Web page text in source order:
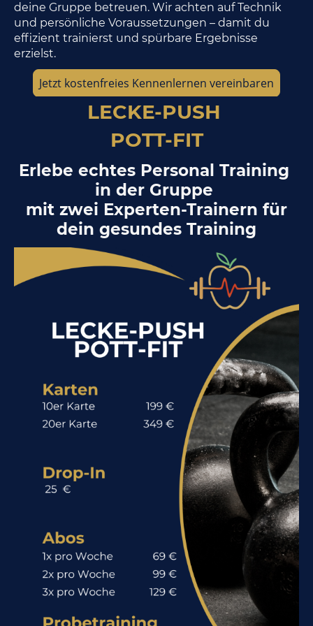
deine Gruppe betreuen. Wir achten auf Technik
und persönliche Voraussetzungen – damit du
effizient trainierst und spürbare Ergebnisse
erzielst.
Jetzt kostenfreies Kennenlernen vereinbaren
LECKE-PUSH
POTT-FIT
Erlebe echtes Personal Training
in der Gruppe
mit zwei Experten-Trainern für
dein gesundes Training